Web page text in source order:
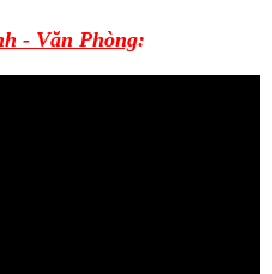
- Văn Phòng: